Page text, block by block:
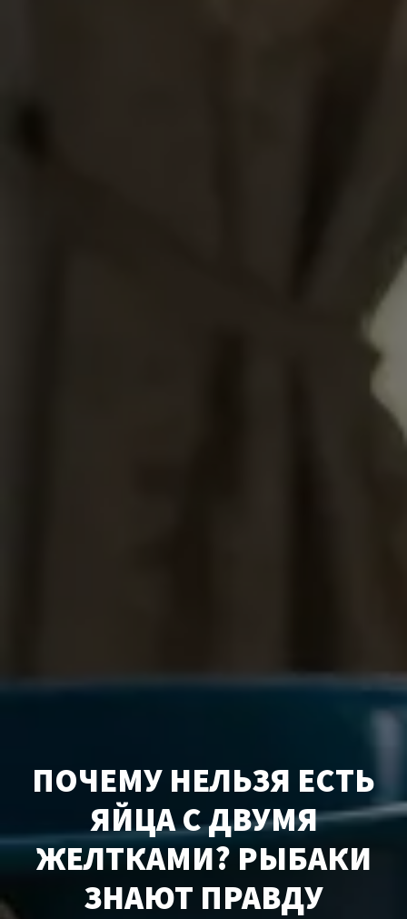
ПОЧЕМУ НЕЛЬЗЯ ЕСТЬ
ЯЙЦА С ДВУМЯ
ЖЕЛТКАМИ? РЫБАКИ
ЗНАЮТ ПРАВДУ